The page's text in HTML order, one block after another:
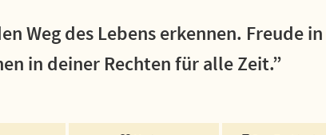
Weg des Lebens erkennen. Freude
in deiner Rechten für alle Zeit.”